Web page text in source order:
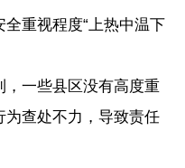
重视程度“上热中温下
一些县区没有高度重
查处不力，导致责任